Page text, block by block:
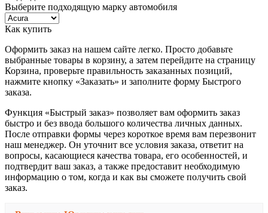
Выберите подходящую марку автомобиля
Как купить
Оформить заказ на нашем сайте легко. Просто добавьте
выбранные товары в корзину, а затем перейдите на страницу
Корзина, проверьте правильность заказанных позиций,
нажмите кнопку «Заказать» и заполните форму Быстрого
заказа.
Функция «Быстрый заказ» позволяет вам оформить заказ
быстро и без ввода большого количества личных данных.
После отправки формы через короткое время вам перезвонит
наш менеджер. Он уточнит все условия заказа, ответит на
вопросы, касающиеся качества товара, его особенностей, и
подтвердит ваш заказ, а также предоставит необходимую
информацию о том, когда и как вы сможете получить свой
заказ.